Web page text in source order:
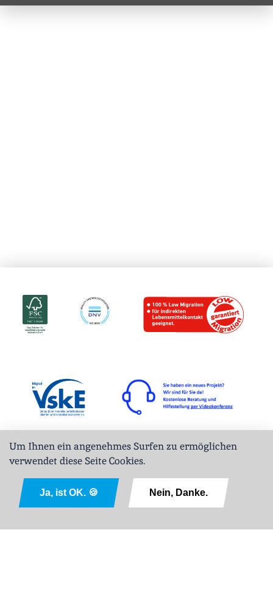
Um Ihnen ein angenehmes Surfen zu ermöglichen
verwendet diese Seite Cookies.
Ja, ist OK. 🍪 Nein, Danke.